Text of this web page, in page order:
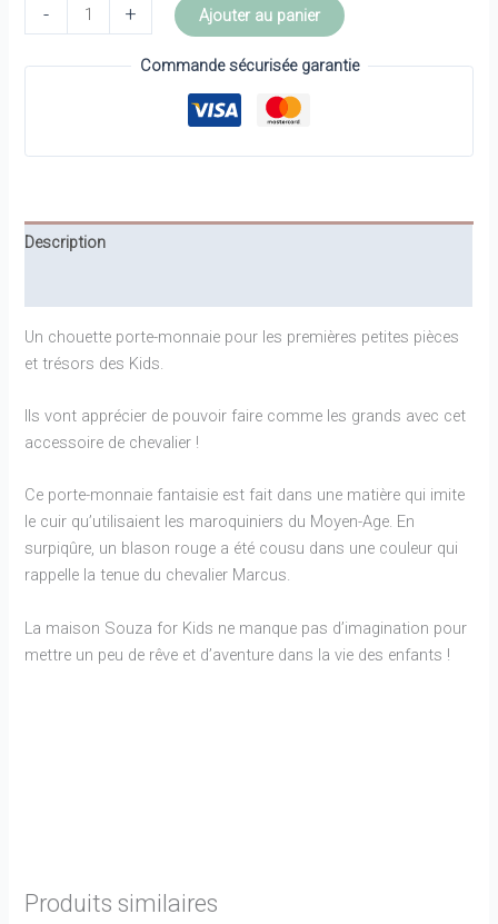
-
de
+ Ajouter au panier
Commande sécurisée garantie
Description
Un chouette porte-monnaie pour les premières petites pièces
et trésors des Kids.
Ils vont apprécier de pouvoir faire comme les grands avec cet
accessoire de chevalier !
Ce porte-monnaie fantaisie est fait dans une matière qui imite
le cuir qu’utilisaient les maroquiniers du Moyen-Age. En
surpiqûre, un blason rouge a été cousu dans une couleur qui
rappelle la tenue du chevalier Marcus.
La maison Souza for Kids ne manque pas d’imagination pour
mettre un peu de rêve et d’aventure dans la vie des enfants !
Produits similaires